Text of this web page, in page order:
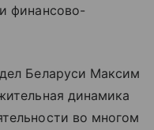
финансово-
Беларуси Максим
динамика
во многом